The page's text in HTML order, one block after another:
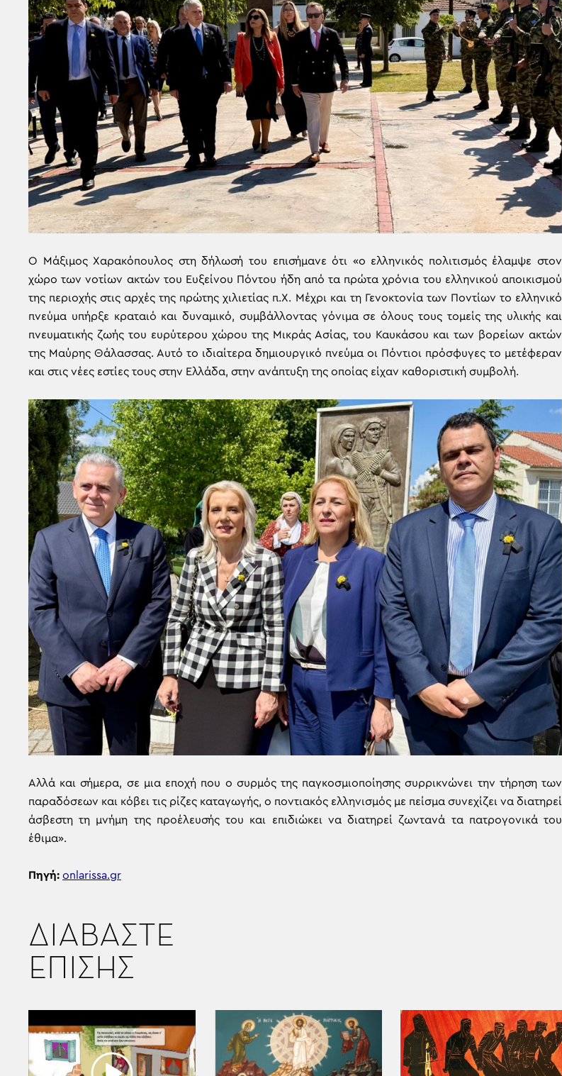
Ο Μάξιμος Χαρακόπουλος στη δήλωσή του επισήμανε ότι «ο ελληνικός πολιτισμός έλαμψε στον
χώρο των νοτίων ακτών του Ευξείνου Πόντου ήδη από τα πρώτα χρόνια του ελληνικού αποικισμού
της περιοχής στις αρχές της πρώτης χιλιετίας π.Χ. Μέχρι και τη Γενοκτονία των Ποντίων το ελληνικό
πνεύμα υπήρξε κραταιό και δυναμικό, συμβάλλοντας γόνιμα σε όλους τους τομείς της υλικής και
πνευματικής ζωής του ευρύτερου χώρου της Μικράς Ασίας, του Καυκάσου και των βορείων ακτών
της Μαύρης Θάλασσας. Αυτό το ιδιαίτερα δημιουργικό πνεύμα οι Πόντιοι πρόσφυγες το μετέφεραν
και στις νέες εστίες τους στην Ελλάδα, στην ανάπτυξη της οποίας είχαν καθοριστική συμβολή.
Αλλά και σήμερα, σε μια εποχή που ο συρμός της παγκοσμιοποίησης συρρικνώνει την τήρηση των
παραδόσεων και κόβει τις ρίζες καταγωγής, ο ποντιακός ελληνισμός με πείσμα συνεχίζει να διατηρεί
άσβεστη τη μνήμη της προέλευσής του και επιδιώκει να διατηρεί ζωντανά τα πατρογονικά του
έθιμα».
Πηγή: onlarissa.gr
ΔΙΑΒΑΣΤΕ
ΕΠΙΣΗΣ